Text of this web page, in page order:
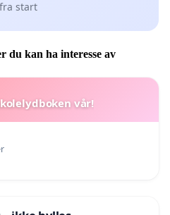
start
du kan ha interesse av
vår!